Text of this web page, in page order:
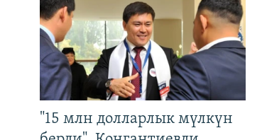
"15 млн долларлык мүлкүн